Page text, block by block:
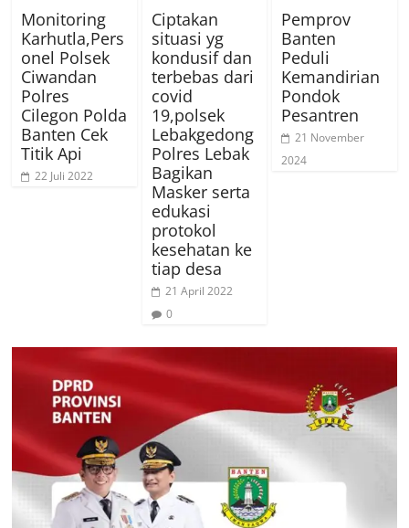
Monitoring
Karhutla,Pers
onel Polsek
Ciwandan
Polres
Cilegon Polda
Banten Cek
Titik Api
22 Juli 2022
Ciptakan
situasi yg
kondusif dan
terbebas dari
covid
19,polsek
Lebakgedong
Polres Lebak
Bagikan
Masker serta
edukasi
protokol
kesehatan ke
tiap desa
21 April 2022
0
Pemprov
Banten
Peduli
Kemandirian
Pondok
Pesantren
21 November
2024